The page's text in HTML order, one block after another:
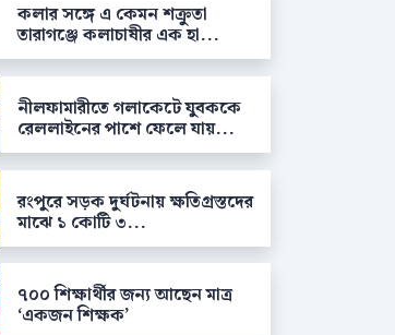
কলার সঙ্গে এ কেমন শক্রুতা
তারাগঞ্জে কলাচাষীর এক হা...
নীলফামারীতে গলাকেটে যুবককে
রেললাইনের পাশে ফেলে যায়...
রংপুরে সড়ক দুর্ঘটনায় ক্ষতিগ্রস্তদের
মাঝে ১ কোটি ৩...
৭০০ শিক্ষার্থীর জন্য আছেন মাত্র
‘একজন শিক্ষক’